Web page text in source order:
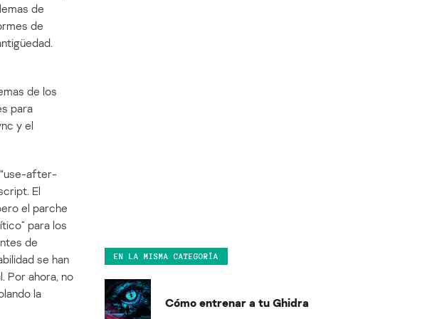
de
de
de los
para
y el
“use-after-
El
el parche
para los
de
se han
Por ahora, no
la
EN LA MISMA CATEGORÍA
Cómo entrenar a tu Ghidra